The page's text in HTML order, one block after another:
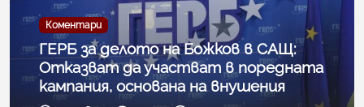
Коментари
ГЕРБ за делото на Божков в САЩ:
Отказват да участват в поредната
кампания, основана на внушения